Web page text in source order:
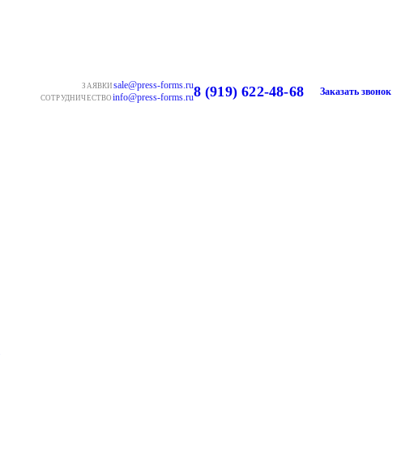
ЗАЯВКИ sale@press-forms.ru
СОТРУДНИЧЕСТВО info@press-forms.ru8 (919) 622-48-68 Заказать звонок